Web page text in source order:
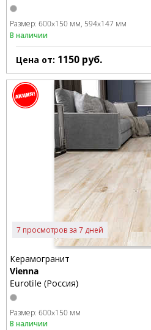
Размер: 600x150 мм 594x147 мм
В наличии
Цена от: 1150 руб.
7 просмотров за 7 дней
Керамогранит
Vienna
Eurotile (Россия)
Размер: 600x150 мм
В наличии